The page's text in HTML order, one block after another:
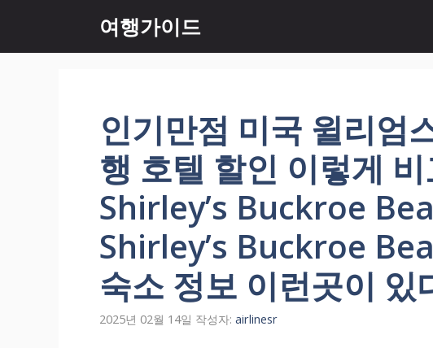
츠
여행가이드
인기만점 미국 윌리엄
행 호텔 할인 이렇게
Shirley’s Buckroe
Shirley’s Buckroe
숙소 정보 이런곳이
2025년 02월 14일 작성자: airlinesr